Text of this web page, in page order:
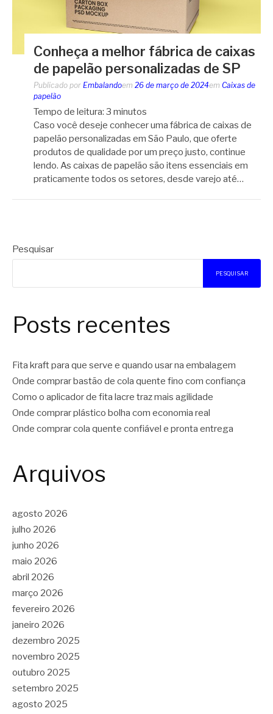
Conheça a melhor fábrica de caixas
de papelão personalizadas de SP
Publicado por Embalandoem 26 de março de 2024em Caixas de
papelão
Tempo de leitura: 3 minutos
Caso você deseje conhecer uma fábrica de caixas de
papelão personalizadas em São Paulo, que oferte
produtos de qualidade por um preço justo, continue
lendo. As caixas de papelão são itens essenciais em
praticamente todos os setores, desde varejo até…
Pesquisar
PESQUISAR
Posts recentes
Fita kraft para que serve e quando usar na embalagem
Onde comprar bastão de cola quente fino com confiança
Como o aplicador de fita lacre traz mais agilidade
Onde comprar plástico bolha com economia real
Onde comprar cola quente confiável e pronta entrega
Arquivos
agosto 2026
julho 2026
junho 2026
maio 2026
abril 2026
março 2026
fevereiro 2026
janeiro 2026
dezembro 2025
novembro 2025
outubro 2025
setembro 2025
agosto 2025